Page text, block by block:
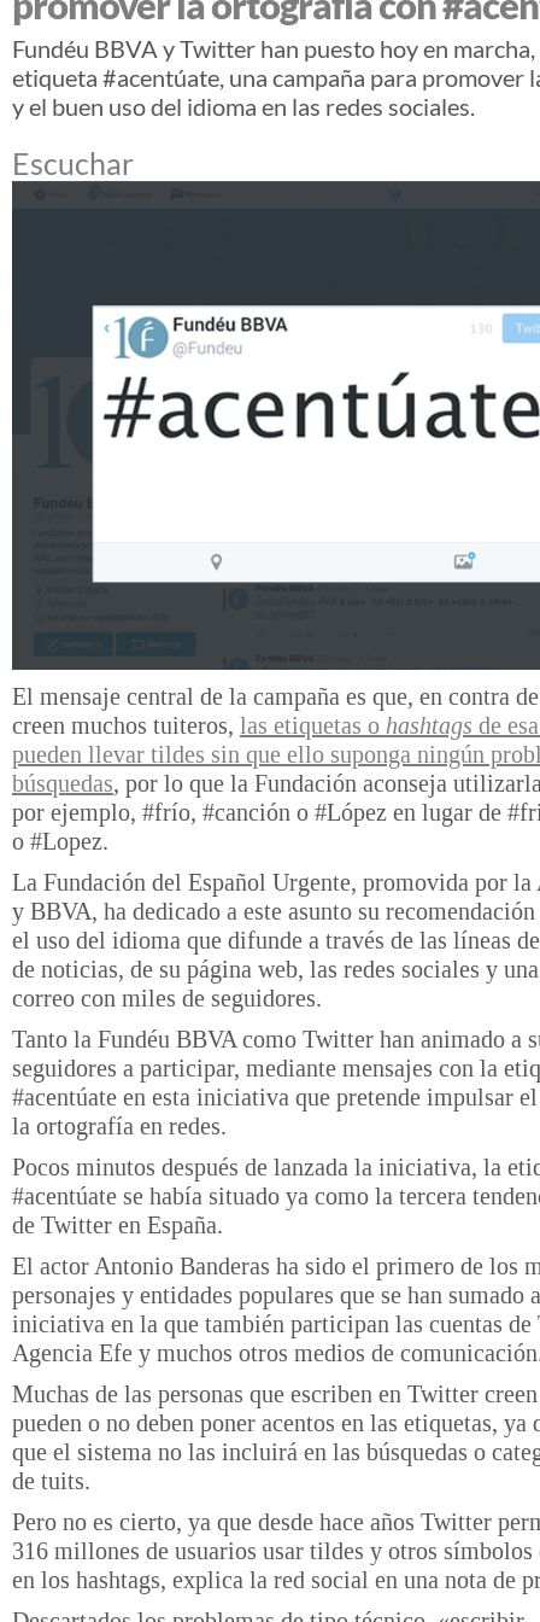
Fundéu BBVA y Twitter han puesto hoy en marcha,
etiqueta #acentúate, una campaña para promover
y el buen uso del idioma en las redes sociales.
Escuchar
El mensaje central de la campaña es que, en contra
creen muchos tuiteros, las etiquetas o hashtags de
pueden llevar tildes sin que ello suponga ningún
búsquedas, por lo que la Fundación aconseja
por ejemplo, #frío, #canción o #López en lugar de
o #Lopez.
La Fundación del Español Urgente, promovida por la
y BBVA, ha dedicado a este asunto su
el uso del idioma que difunde a través de las líneas
de noticias, de su página web, las redes sociales y
correo con miles de seguidores.
Tanto la Fundéu BBVA como Twitter han animado a
seguidores a participar, mediante mensajes con la
#acentúate en esta iniciativa que pretende impulsar
la ortografía en redes.
Pocos minutos después de lanzada la iniciativa, la
#acentúate se había situado ya como la tercera
de Twitter en España.
El actor Antonio Banderas ha sido el primero de los
personajes y entidades populares que se han sumado
iniciativa en la que también participan las cuentas
Agencia Efe y muchos otros medios de
Muchas de las personas que escriben en Twitter
pueden o no deben poner acentos en las etiquetas, ya
que el sistema no las incluirá en las búsquedas o
de tuits.
Pero no es cierto, ya que desde hace años Twitter
316 millones de usuarios usar tildes y otros
en los hashtags, explica la red social en una nota de